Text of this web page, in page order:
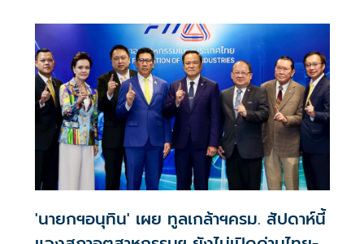
'นายกฯอนุทิน' เผย ทูลเกล้าฯครม. สัปดาห์นี้